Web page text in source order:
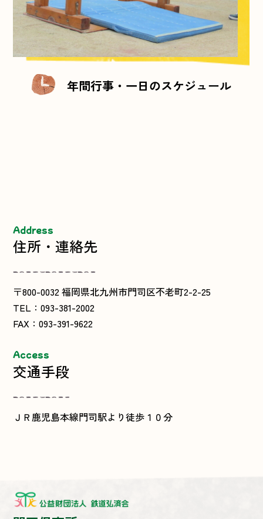
年間行事・一日のスケジュール
Address
住所・連絡先
〒800-0032 福岡県北九州市門司区不老町2-2-25
TEL：093-381-2002
FAX：093-391-9622
Access
交通手段
ＪＲ鹿児島本線門司駅より徒歩１０分